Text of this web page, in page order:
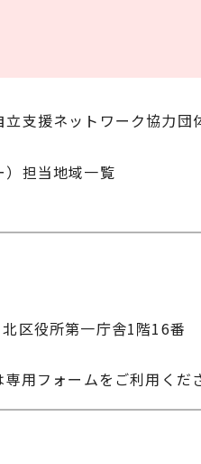
支援ネットワーク協力団
担当地域一覧
区役所第一庁舎1階16番
用フォームをご利用くだ